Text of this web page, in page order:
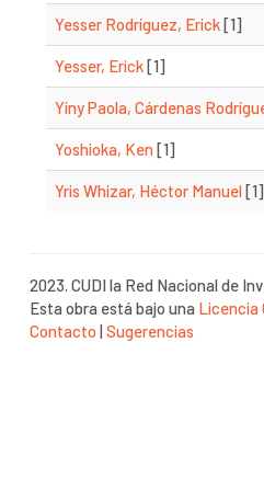
Yesser Rodríguez, Erick[1]
Yesser, Erick[1]
Yiny Paola, Cárdenas
Yoshioka, Ken[1]
Yris Whizar, Héctor Manuel[1]
2023. CUDI la Red Nacional de
Esta obra está bajo una Licencia
Contacto |Sugerencias